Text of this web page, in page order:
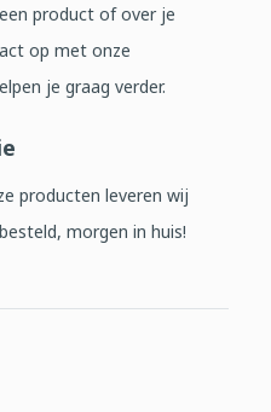
product of over je
op met onze
je graag verder.
producten leveren wij
morgen in huis!